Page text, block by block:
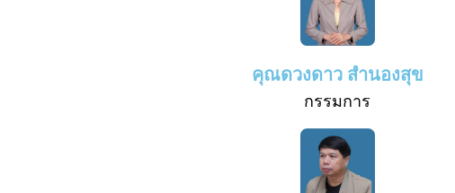
คุณดวงดาว สำนองสุข
กรรมการ